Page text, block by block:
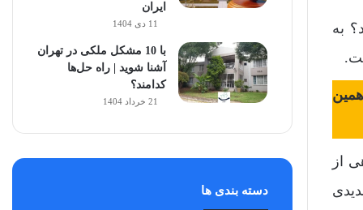
به
از
ایران
11 دی 1404
با 10 مشکل ملکی در تهران
آشنا شوید | راه حل‌ها
کدامند؟
21 خرداد 1404
دسته بندی ها